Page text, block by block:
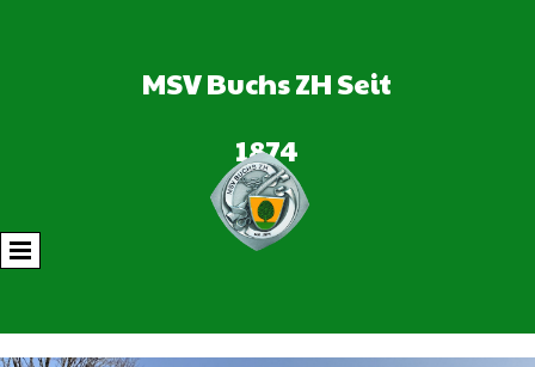
MSV Buchs ZH Seit
1874